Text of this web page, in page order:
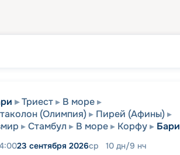
Триест
В море
(Олимпия)
Пирей (Афины)
Стамбул В море Корфу Бари
23 сентября 2026ср 10 дн/9 нч